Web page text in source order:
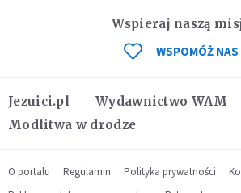
Jezuici.pl Wydawnictwo WAM
Modlitwa w drodze
Wspieraj naszą
WSPOMÓŻ NAS
O portalu Regulamin Polityka prywatności